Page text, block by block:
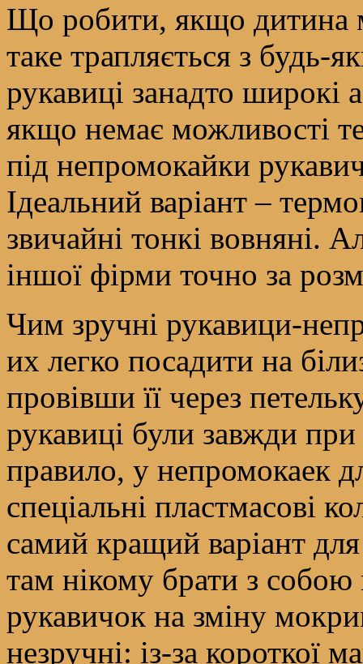
Що робити, якщо дитина
таке трапляється з
рукавиці занадто
якщо немає можливості
під непромокайки
Ідеальний варіант –
звичайні тонкі вовняні.
іншої фірми точно за
Чим зручні рукавици-
их легко посадити на
провівши її через
рукавиці були завжди при
правило, у непромокаек
спеціальні пластмасові
самий кращий варіант
там нікому брати з
рукавичок на зміну
незручні: із-за короткої